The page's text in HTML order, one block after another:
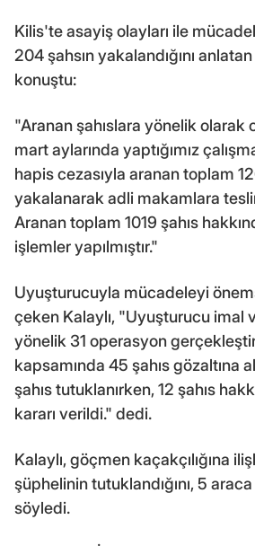
Kilis'te asayiş olayları ile
204 şahsın yakalandığını
konuştu:
"Aranan şahıslara yönelik olarak
mart aylarında yaptığımız
hapis cezasıyla aranan toplam
yakalanarak adli makamlara
Aranan toplam 1019 şahıs
işlemler yapılmıştır."
Uyuşturucuyla mücadeleyi
çeken Kalaylı, "Uyuşturucu imal
yönelik 31 operasyon
kapsamında 45 şahıs gözaltına
şahıs tutuklanırken, 12 şahıs
kararı verildi." dedi.
Kalaylı, göçmen kaçakçılığına
şüphelinin tutuklandığını, 5
söyledi.